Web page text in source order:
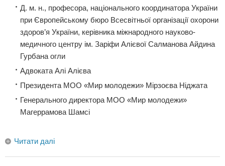
Д. м. н., професора, національного координатора України
при Європейському бюро Всесвітньої організації охорони
здоров’я України, керівника міжнародного науково-
медичного центру ім. Заріфи Алієвої Салманова Айдина
Гурбана огли
Адвоката Алі Алієва
Президента МОО «Мир молодежи» Мірзоєва Ніджата
Генерального директора МОО «Мир молодежи»
Магеррамова Шамсі
Читати далі